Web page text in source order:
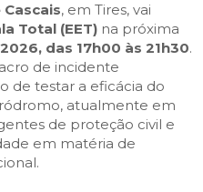
, em Tires, vai
Total (EET)na próxima
das 17h00 às 21h30.
de incidente
de testar a eficácia do
atualmente em
de proteção civil e
em matéria de